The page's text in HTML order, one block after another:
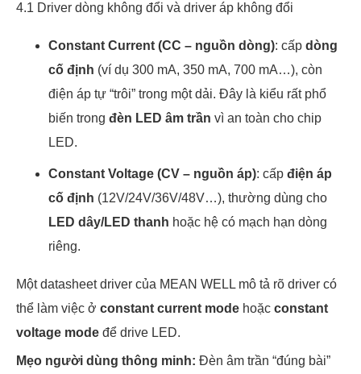
4.1 Driver dòng không đổi và driver áp không đổi
Constant Current (CC – nguồn dòng): cấp dòng
cố định (ví dụ 300 mA, 350 mA, 700 mA…), còn
điện áp tự “trôi” trong một dải. Đây là kiểu rất phổ
biến trong đèn LED âm trần vì an toàn cho chip
LED.
Constant Voltage (CV – nguồn áp): cấp điện áp
cố định (12V/24V/36V/48V…), thường dùng cho
LED dây/LED thanh hoặc hệ có mạch hạn dòng
riêng.
Một datasheet driver của MEAN WELL mô tả rõ driver có
thể làm việc ở constant current mode hoặc constant
voltage mode để drive LED.
Mẹo người dùng thông minh: Đèn âm trần “đúng bài”